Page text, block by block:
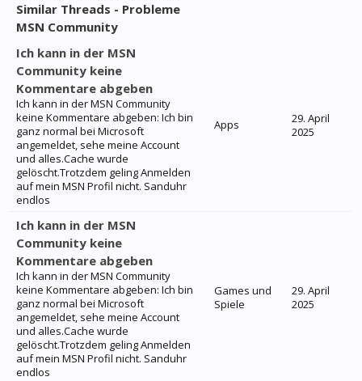
Similar Threads - Probleme
MSN Community
Ich kann in der MSN
Community keine
Kommentare abgeben
Ich kann in der MSN Community
keine Kommentare abgeben: Ich bin
ganz normal bei Microsoft
angemeldet, sehe meine Account
und alles.Cache wurde
gelöscht.Trotzdem geling Anmelden
auf mein MSN Profil nicht. Sanduhr
endlos
Apps
29. April
2025
Ich kann in der MSN
Community keine
Kommentare abgeben
Ich kann in der MSN Community
keine Kommentare abgeben: Ich bin
ganz normal bei Microsoft
angemeldet, sehe meine Account
und alles.Cache wurde
gelöscht.Trotzdem geling Anmelden
auf mein MSN Profil nicht. Sanduhr
endlos
Games und
Spiele
29. April
2025